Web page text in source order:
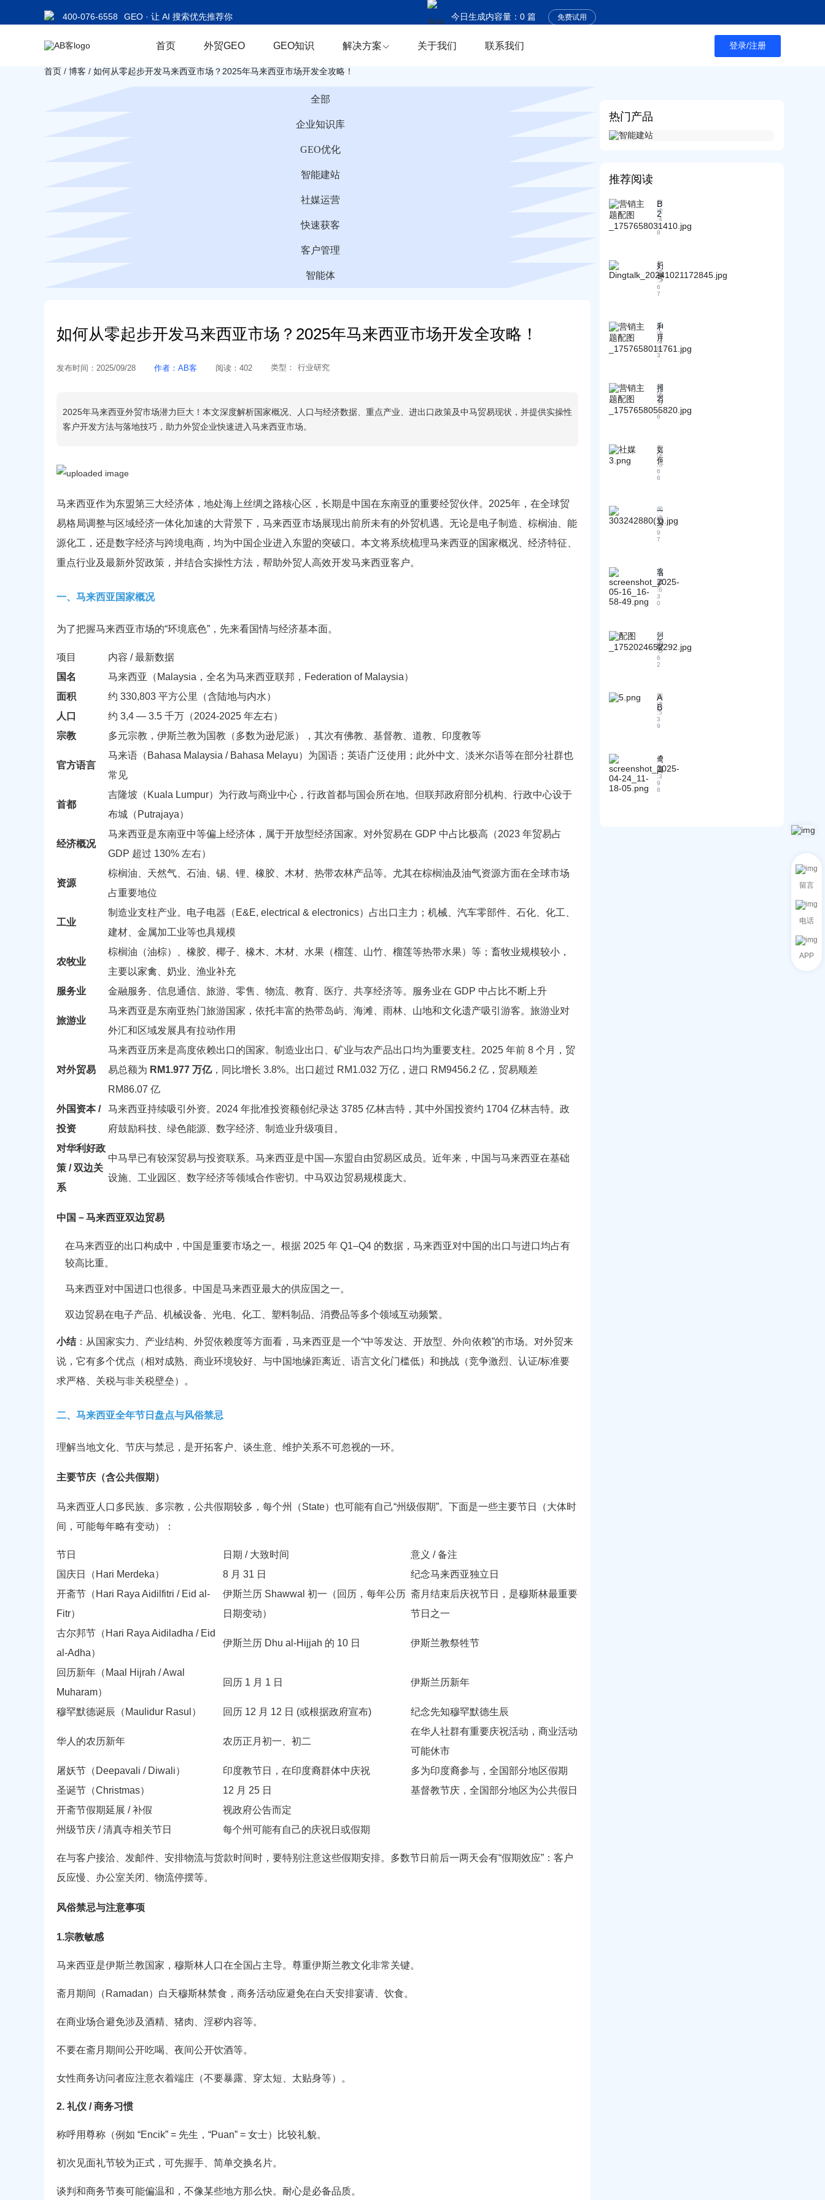
400-076-6558 GEO · 让 AI 搜索优先推荐你 今日生成内容量： 0篇
今日商机捕获： 0条
免费试用
首页 外贸GEO GEO知识 解决方案 关于我们 联系我们 登录/注册
首页 / 博客 / 如何从零起步开发马来西亚市场？2025年马来西亚市场开发全攻略！
热门产品
推荐阅读
B
2
B
出
同
中
的
陷
阱
：
如
免
付
款
条
和
交
货
时
中
代
价
高
错
误
阅
读
:4
7
8
好
奇
！
如
根
据
货
物
选
择
租
船
运
输
方
阅
读
:3
6
7
利
用
竞
争
手
关
键
词
进
行
实
时
O
优
化
，
服
B
2
B
出
户
获
取
阅
读
:4
8
3
推
荐
高
效
户
开
发
渠
领
英
销
售
使
用
技
阅
读
:5
4
6
如
何
通
过
社
媒
营
破
外
贸
瓶
实
现
客
户
式
增
长
阅
读
:3
6
6
一
文
读
懂
贸
智
能
C
统
！
什
智
能
C
R
有
哪
些
突
阅
读
:3
9
7
客
户
案
例
客
户
3
拿
下
首
单
秘
客
户
开
阅
读
:6
3
0
沙
特
S
A
能
效
认
证
程
指
南
阅
读
:5
6
2
A
B
G
u
t
快
速
客
阅
读
:5
3
9
奇
闻
趣
事
阅
读
:3
9
8
全部
企业知识库
GEO优化
智能建站
社媒运营
快速获客
客户管理
智能体
如何从零起步开发马来西亚市场？2025年马来西亚市场开发全攻略！
发布时间： 2025/09/28 作者： AB客 阅读： 402 类型： 行业研究
2025年马来西亚外贸市场潜力巨大！本文深度解析国家概况、人口与经济数据、重点产业、进出口政策及中马贸易现状，并提供实操性
客户开发方法与落地技巧，助力外贸企业快速进入马来西亚市场。
马来西亚作为东盟第三大经济体，地处海上丝绸之路核心区，长期是中国在东南亚的重要经贸伙伴。2025年，在全球贸
易格局调整与区域经济一体化加速的大背景下，马来西亚市场展现出前所未有的外贸机遇。无论是电子制造、棕榈油、能
源化工，还是数字经济与跨境电商，均为中国企业进入东盟的突破口。本文将系统梳理马来西亚的国家概况、经济特征、
重点行业及最新外贸政策，并结合实操性方法，帮助外贸人高效开发马来西亚客户。
一、马来西亚国家概况
为了把握马来西亚市场的“环境底色”，先来看国情与经济基本面。
项目
内容 / 最新数据
国名
马来西亚（Malaysia，全名为马来西亚联邦，Federation of Malaysia）
面积
约 330,803 平方公里（含陆地与内水）
人口
约 3,4 — 3.5 千万（2024-2025 年左右）
宗教
多元宗教，伊斯兰教为国教（多数为逊尼派），其次有佛教、基督教、道教、印度教等
官方语言
马来语（Bahasa Malaysia / Bahasa Melayu）为国语；英语广泛使用；此外中文、淡米尔语等在部分社群也
常见
首都
吉隆坡（Kuala Lumpur）为行政与商业中心，行政首都与国会所在地。但联邦政府部分机构、行政中心设于
布城（Putrajaya）
经济概况
马来西亚是东南亚中等偏上经济体，属于开放型经济国家。对外贸易在 GDP 中占比极高（2023 年贸易占
GDP 超过 130% 左右）
资源
棕榈油、天然气、石油、锡、锂、橡胶、木材、热带农林产品等。尤其在棕榈油及油气资源方面在全球市场
占重要地位
工业
制造业支柱产业。电子电器（E&E, electrical & electronics）占出口主力；机械、汽车零部件、石化、化工、
建材、金属加工业等也具规模
农牧业
棕榈油（油棕）、橡胶、椰子、橡木、木材、水果（榴莲、山竹、榴莲等热带水果）等；畜牧业规模较小，
主要以家禽、奶业、渔业补充
服务业
金融服务、信息通信、旅游、零售、物流、教育、医疗、共享经济等。服务业在 GDP 中占比不断上升
旅游业
马来西亚是东南亚热门旅游国家，依托丰富的热带岛屿、海滩、雨林、山地和文化遗产吸引游客。旅游业对
外汇和区域发展具有拉动作用
对外贸易
马来西亚历来是高度依赖出口的国家。制造业出口、矿业与农产品出口均为重要支柱。2025 年前 8 个月，贸
易总额为 RM1.977 万亿，同比增长 3.8%。出口超过 RM1.032 万亿，进口 RM9456.2 亿，贸易顺差
RM86.07 亿
外国资本 /
投资
马来西亚持续吸引外资。2024 年批准投资额创纪录达 3785 亿林吉特，其中外国投资约 1704 亿林吉特。政
府鼓励科技、绿色能源、数字经济、制造业升级项目。
对华利好政
策 / 双边关
系
中马早已有较深贸易与投资联系。马来西亚是中国—东盟自由贸易区成员。近年来，中国与马来西亚在基础
设施、工业园区、数字经济等领域合作密切。中马双边贸易规模庞大。
中国－马来西亚双边贸易
在马来西亚的出口构成中，中国是重要市场之一。根据 2025 年 Q1–Q4 的数据，马来西亚对中国的出口与进口均占有
较高比重。
马来西亚对中国进口也很多。中国是马来西亚最大的供应国之一。
双边贸易在电子产品、机械设备、光电、化工、塑料制品、消费品等多个领域互动频繁。
小结：从国家实力、产业结构、外贸依赖度等方面看，马来西亚是一个“中等发达、开放型、外向依赖”的市场。对外贸来
说，它有多个优点（相对成熟、商业环境较好、与中国地缘距离近、语言文化门槛低）和挑战（竞争激烈、认证/标准要
求严格、关税与非关税壁垒）。
二、马来西亚全年节日盘点与风俗禁忌
理解当地文化、节庆与禁忌，是开拓客户、谈生意、维护关系不可忽视的一环。
主要节庆（含公共假期）
马来西亚人口多民族、多宗教，公共假期较多，每个州（State）也可能有自己“州级假期”。下面是一些主要节日（大体时
间，可能每年略有变动）：
节日 日期 / 大致时间
意义 / 备注
国庆日（Hari Merdeka）
8 月 31 日
纪念马来西亚独立日
开斋节（Hari Raya Aidilfitri / Eid al-
Fitr）
伊斯兰历 Shawwal 初一（回历，每年公历
日期变动）
斋月结束后庆祝节日，是穆斯林最重要
节日之一
古尔邦节（Hari Raya Aidiladha / Eid
al-Adha）
伊斯兰历 Dhu al-Hijjah 的 10 日 伊斯兰教祭牲节
回历新年（Maal Hijrah / Awal
Muharam）
回历 1 月 1 日 伊斯兰历新年
穆罕默德诞辰（Maulidur Rasul） 回历 12 月 12 日 (或根据政府宣布) 纪念先知穆罕默德生辰
华人的农历新年 农历正月初一、初二
在华人社群有重要庆祝活动，商业活动
可能休市
屠妖节（Deepavali / Diwali）
印度教节日，在印度裔群体中庆祝
多为印度裔参与，全国部分地区假期
圣诞节（Christmas）
12 月 25 日
基督教节庆，全国部分地区为公共假日
开斋节假期延展 / 补假
视政府公告而定
州级节庆 / 清真寺相关节日
每个州可能有自己的庆祝日或假期
在与客户接洽、发邮件、安排物流与货款时间时，要特别注意这些假期安排。多数节日前后一两天会有“假期效应”：客户
反应慢、办公室关闭、物流停摆等。
风俗禁忌与注意事项
1.宗教敏感
马来西亚是伊斯兰教国家，穆斯林人口在全国占主导。尊重伊斯兰教文化非常关键。
斋月期间（Ramadan）白天穆斯林禁食，商务活动应避免在白天安排宴请、饮食。
在商业场合避免涉及酒精、猪肉、淫秽内容等。
不要在斋月期间公开吃喝、夜间公开饮酒等。
女性商务访问者应注意衣着端庄（不要暴露、穿太短、太贴身等）。
2. 礼仪 / 商务习惯
称呼用尊称（例如 “Encik” = 先生，“Puan” = 女士）比较礼貌。
初次见面礼节较为正式，可先握手、简单交换名片。
谈判和商务节奏可能偏温和，不像某些地方那么快。耐心是必备品质。
留言
电话
APP